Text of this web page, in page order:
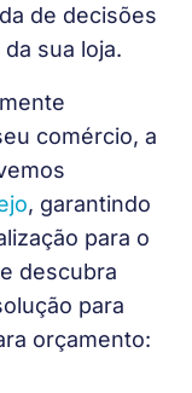
de decisões
sua loja.
comércio, a
, garantindo
para o
descubra
para
orçamento: